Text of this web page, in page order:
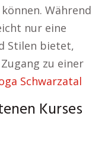
Während
nur eine
Stilen bietet,
zu einer
Schwarzatal
Kurses